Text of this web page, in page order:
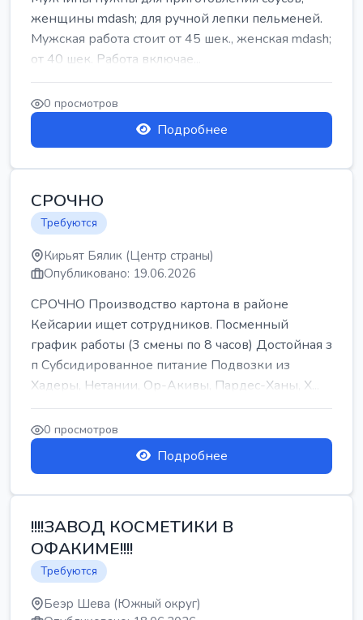
женщины mdash; для ручной лепки пельменей.
Мужская работа стоит от 45 шек., женская mdash;
от 40 шек. Работа включае...
0 просмотров
Подробнее
СРОЧНО
Требуются
Кирьят Бялик (Центр страны)
Опубликовано: 19.06.2026
СРОЧНО Производство картона в районе
Кейсарии ищет сотрудников. Посменный
график работы (3 смены по 8 часов) Достойная з
п Субсидированное питание Подвозки из
Хадеры, Нетании, Ор-Акивы, Пардес-Ханы, Х...
0 просмотров
Подробнее
!!!!ЗАВОД КОСМЕТИКИ В
ОФАКИМЕ!!!!
Требуются
Беэр Шева (Южный округ)